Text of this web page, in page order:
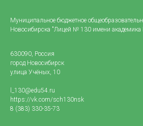
Муниципальное бюджетное
Новосибирска "Лицей № 130 имени академика
630090, Россия
город Новосибирск
улица Учёных, 10
l_130@edu54.ru
https://vk.com/sch130nsk
8 (383) 330-35-73